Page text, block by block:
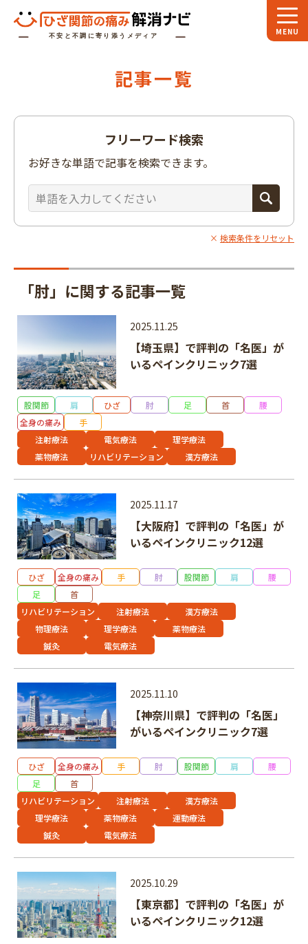
スペシャル対談
専門家インタビュー
関節大全
ひざ関節ナビについて
記事一覧
フリーワード検索
お好きな単語で記事を検索できます。
検索条件をリセット
「肘」に関する記事一覧
2025.11.25
【埼玉県】で評判の「名医」が
いるペインクリニック7選
股関節 肩 ひざ 肘 足 首
腰
全身の痛み
手
注射療法
電気療法
理学療法
薬物療法
リハビリテーション 漢方療法
2025.11.17
【大阪府】で評判の「名医」が
いるペインクリニック12選
ひざ 全身の痛み 手 肘 股関節 肩
腰
足
首
リハビリテーション
注射療法
漢方療法
物理療法
理学療法
薬物療法
鍼灸
電気療法
2025.11.10
【神奈川県】で評判の「名医」
がいるペインクリニック7選
ひざ 全身の痛み 手 肘 股関節 肩
腰
足
首
リハビリテーション
注射療法
漢方療法
理学療法
薬物療法
運動療法
鍼灸
電気療法
2025.10.29
【東京都】で評判の「名医」が
いるペインクリニック12選